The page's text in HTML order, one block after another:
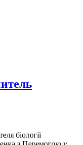
біології